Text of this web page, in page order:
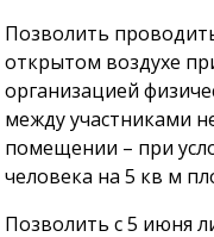
Позволить
открытом воздухе
организацией
между участниками
помещении – при
человека на 5 кв м
Позволить с 5 июня